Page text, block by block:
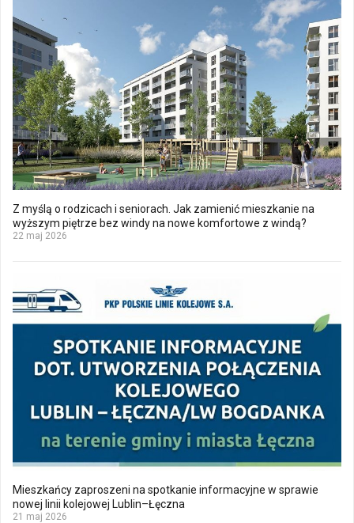
Z myślą o rodzicach i seniorach. Jak zamienić mieszkanie na
wyższym piętrze bez windy na nowe komfortowe z windą?
22 maj 2026
Mieszkańcy zaproszeni na spotkanie informacyjne w sprawie
nowej linii kolejowej Lublin–Łęczna
21 maj 2026